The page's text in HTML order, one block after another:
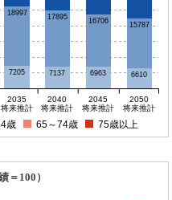
7205 7137 6963 6610
18997 17895
16706 15787
2035
将来推計
2040
将来推計
2045
将来推計
2050
将来推計
歳 65～74歳 75歳以上
＝100）